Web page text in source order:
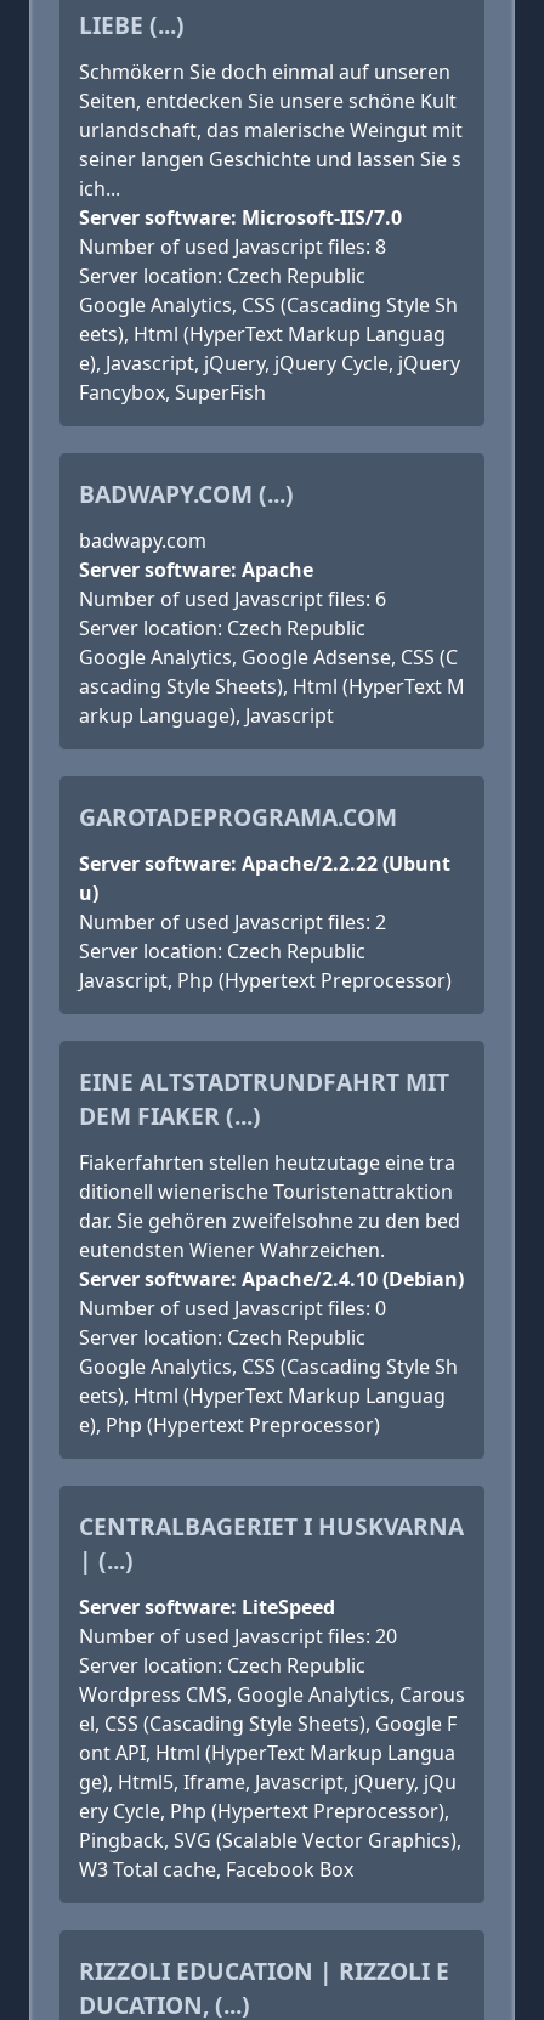
LIEBE (...)
Schmökern Sie doch einmal auf unseren
Seiten, entdecken Sie unsere schöne Kult
urlandschaft, das malerische Weingut mit
seiner langen Geschichte und lassen Sie s
ich...
Server software: Microsoft-IIS/7.0
Number of used Javascript files: 8
Server location: Czech Republic
Google Analytics, CSS (Cascading Style Sh
eets), Html (HyperText Markup Languag
e), Javascript, jQuery, jQuery Cycle, jQuery
Fancybox, SuperFish
BADWAPY.COM (...)
badwapy.com
Server software: Apache
Number of used Javascript files: 6
Server location: Czech Republic
Google Analytics, Google Adsense, CSS (C
ascading Style Sheets), Html (HyperText M
arkup Language), Javascript
GAROTADEPROGRAMA.COM
Server software: Apache/2.2.22 (Ubunt
u)
Number of used Javascript files: 2
Server location: Czech Republic
Javascript, Php (Hypertext Preprocessor)
EINE ALTSTADTRUNDFAHRT MIT
DEM FIAKER (...)
Fiakerfahrten stellen heutzutage eine tra
ditionell wienerische Touristenattraktion
dar. Sie gehören zweifelsohne zu den bed
eutendsten Wiener Wahrzeichen.
Server software: Apache/2.4.10 (Debian)
Number of used Javascript files: 0
Server location: Czech Republic
Google Analytics, CSS (Cascading Style Sh
eets), Html (HyperText Markup Languag
e), Php (Hypertext Preprocessor)
CENTRALBAGERIET I HUSKVARNA
| (...)
Server software: LiteSpeed
Number of used Javascript files: 20
Server location: Czech Republic
Wordpress CMS, Google Analytics, Carous
el, CSS (Cascading Style Sheets), Google F
ont API, Html (HyperText Markup Langua
ge), Html5, Iframe, Javascript, jQuery, jQu
ery Cycle, Php (Hypertext Preprocessor),
Pingback, SVG (Scalable Vector Graphics),
W3 Total cache, Facebook Box
RIZZOLI EDUCATION | RIZZOLI E
DUCATION, (...)